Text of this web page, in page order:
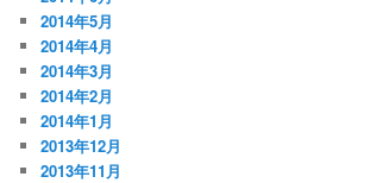
2014年5月
2014年4月
2014年3月
2014年2月
2014年1月
2013年12月
2013年11月